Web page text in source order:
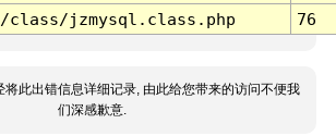
class/jzmysql.class.php 76
将此出错信息详细记录, 由此给您带来的访问不便我
们深感歉意.